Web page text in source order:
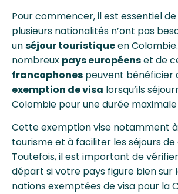
Pour commencer, il est essentiel
plusieurs nationalités n’ont pas
unséjour touristiqueen
nombreux pays européenset de
francophones peuvent bénéficier
exemption de visa lorsqu’ils
Colombie pour une durée maximale
Cette exemption vise notamment
tourisme et à faciliter les séjours
Toutefois, il est important de
départ si votre pays figure bien sur
nations exemptées de visa pour la